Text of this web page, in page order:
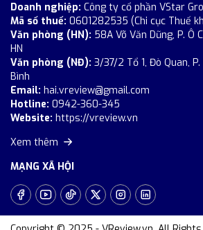
Doanh nghiệp: Công ty cổ phần VStar
Mã số thuế: 0601282535 (Chi cục Thuế
Văn phòng (HN): 58A Võ Văn Dũng, P. Ô
HN
Văn phòng (NĐ): 3/37/2 Tổ 1, Đò Quan,
Bình
Email: hai.vreview@gmail.com
Hotline: 0942-360-345
Website: https://vreview.vn
Xem thêm
MẠNG XÃ HỘI